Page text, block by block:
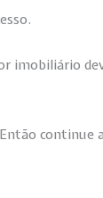
imobiliário
continue